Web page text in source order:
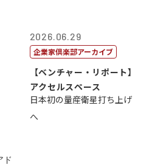
2026.06.29
企業家倶楽部アーカイブ
【ベンチャー・リポート】
アクセルスペース
日本初の量産衛星打ち上げ
へ